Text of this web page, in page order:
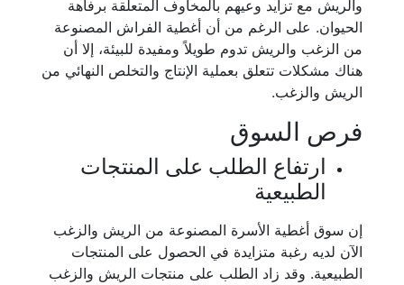
والريش مع تزايد وعيهم بالمخاوف المتعلقة برفاهة
الحيوان. على الرغم من أن أغطية الفراش المصنوعة
من الزغب والريش تدوم طويلاً ومفيدة للبيئة، إلا أن
هناك مشكلات تتعلق بعملية الإنتاج والتخلص النهائي من
الريش والزغب.
فرص السوق
ارتفاع الطلب على المنتجات
الطبيعية
إن سوق أغطية الأسرة المصنوعة من الريش والزغب
الآن لديه رغبة متزايدة في الحصول على المنتجات
الطبيعية. وقد زاد الطلب على منتجات الريش والزغب